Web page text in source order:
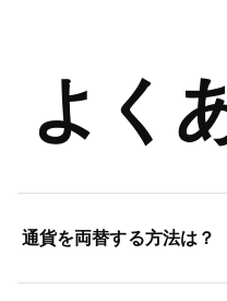
よく
通貨を両替する方法は？